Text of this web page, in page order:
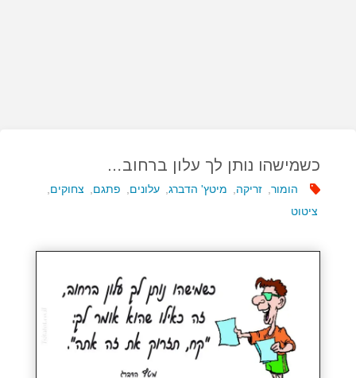
כשמישהו נותן לך עלון ברחוב…
הומור זריקה מיטץ' הדברג עלונים פתגם צחוקים
ציטוט